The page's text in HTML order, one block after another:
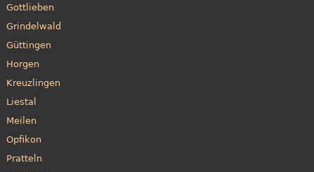
Gottlieben
Grindelwald
Güttingen
Horgen
Kreuzlingen
Liestal
Meilen
Opfikon
Pratteln